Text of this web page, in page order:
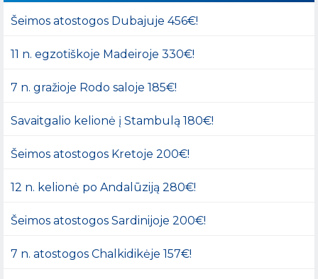
Šeimos atostogos Dubajuje 456€!
11 n. egzotiškoje Madeiroje 330€!
7 n. gražioje Rodo saloje 185€!
Savaitgalio kelionė į Stambulą 180€!
Šeimos atostogos Kretoje 200€!
12 n. kelionė po Andalūziją 280€!
Šeimos atostogos Sardinijoje 200€!
7 n. atostogos Chalkidikėje 157€!